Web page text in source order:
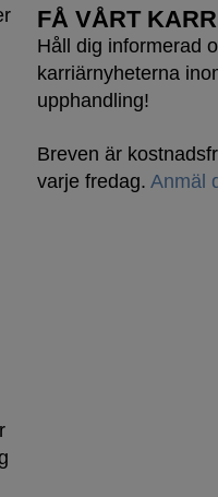
FÅ VÅRT
Håll dig informerad
karriärnyheterna
upphandling!
Breven är
varje fredag.Anmäl